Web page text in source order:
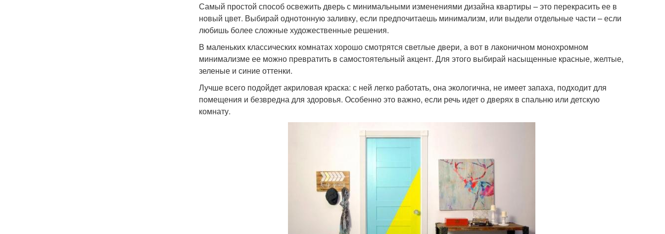
Самый простой способ освежить дверь с минимальными изменениями дизайна квартиры – это перекрасить ее в
новый цвет. Выбирай однотонную заливку, если предпочитаешь минимализм, или выдели отдельные части – если
любишь более сложные художественные решения.
В маленьких классических комнатах хорошо смотрятся светлые двери, а вот в лаконичном монохромном
минимализме ее можно превратить в самостоятельный акцент. Для этого выбирай насыщенные красные, желтые,
зеленые и синие оттенки.
Лучше всего подойдет акриловая краска: с ней легко работать, она экологична, не имеет запаха, подходит для
помещения и безвредна для здоровья. Особенно это важно, если речь идет о дверях в спальню или детскую
комнату.